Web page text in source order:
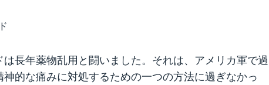
長年薬物乱用と闘いました。それは、アメリカ軍で過
的な痛みに対処するための一つの方法に過ぎなかっ